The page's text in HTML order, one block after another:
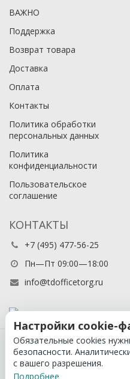
ВАЖНО
Поддержка
Возврат товара
Доставка
Оплата
Контакты
Политика обработки
персональных данных
Политика
конфиденциальности
Пользовательское
соглашение
КОНТАКТЫ
+7 (495) 477-56-25
Пн—Пт 09:00—18:00
info@tdofficetorg.ru
© 2026 Официальный
Настройки cookie-
Обязательные cookies
безопасности.
с вашего разрешения.
Подробнее